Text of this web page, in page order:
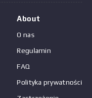
About
O nas
Regulamin
FAQ
Polityka prywatności